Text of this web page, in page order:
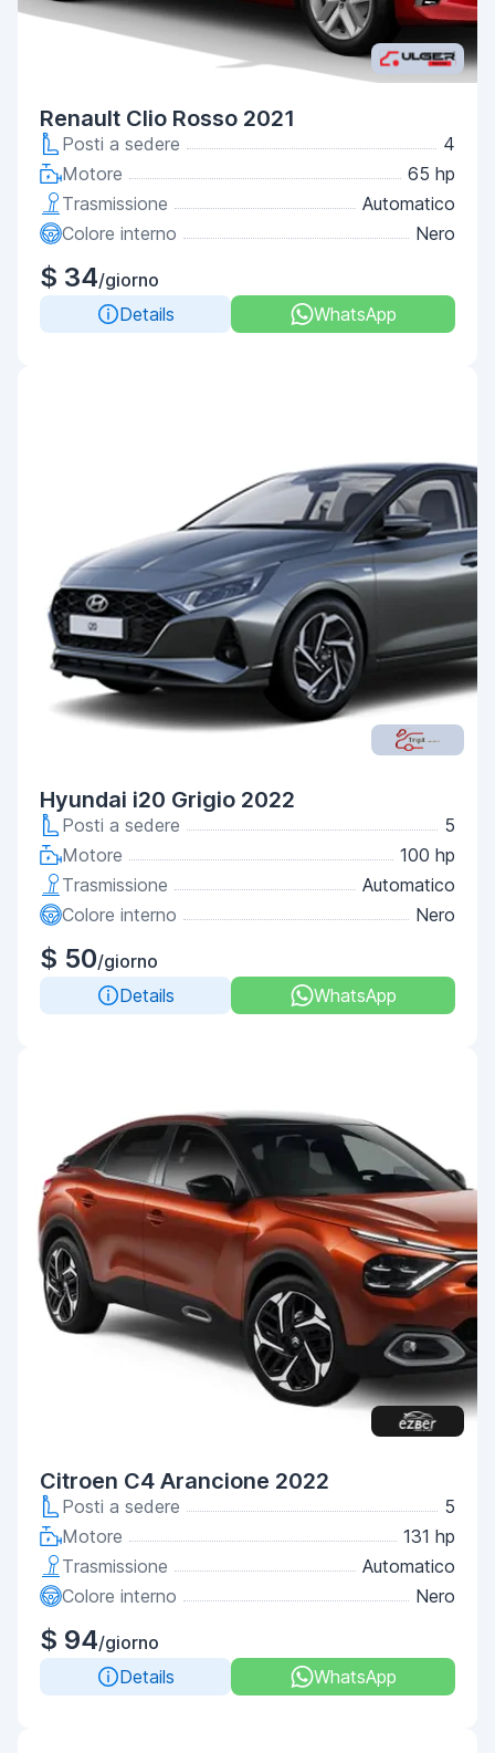
Renault Clio Rosso 2021
Posti a sedere
4
Motore
65 hp
Trasmissione
Automatico
Colore interno
Nero
$ 34/giorno
Details
WhatsApp
Hyundai i20 Grigio 2022
Posti a sedere
5
Motore
100 hp
Trasmissione
Automatico
Colore interno
Nero
$ 50/giorno
Details
WhatsApp
Citroen C4 Arancione 2022
Posti a sedere
5
Motore
131 hp
Trasmissione
Automatico
Colore interno
Nero
$ 94/giorno
Details
WhatsApp